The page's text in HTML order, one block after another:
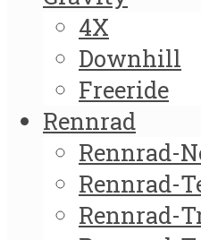
4X
Downhill
Freeride
Rennrad
Rennrad-
Rennrad-
Rennrad-